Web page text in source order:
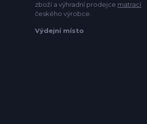
zboží a výhradní prodejce matrací
českého výrobce.
Výdejní místo